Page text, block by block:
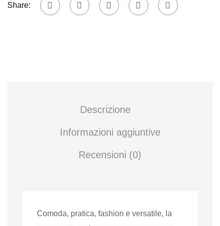
Share:
Descrizione
Informazioni aggiuntive
Recensioni (0)
Comoda, pratica, fashion e versatile, la